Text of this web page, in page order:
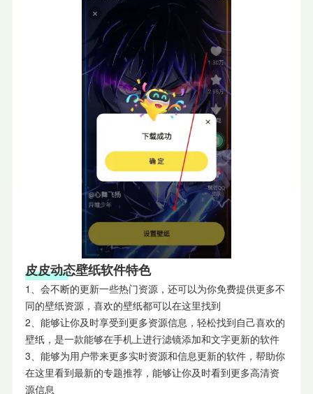
皮皮动态壁纸软件特色
1、会不断的更新一些热门资源，还可以为你免费提供更多不
同的壁纸资源，喜欢的壁纸都可以在这里找到
2、能够让你及时享受到更多资源信息，轻松找到自己喜欢的
壁纸，是一款能够在手机上进行滤镜添加和文字更新的软件
3、能够为用户带来更多实时资源和信息更新的软件，帮助你
在这里看到最新的专题推荐，能够让你及时看到更多高清资
源信息